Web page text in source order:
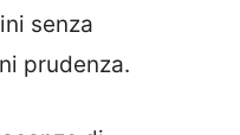
senza
prudenza.